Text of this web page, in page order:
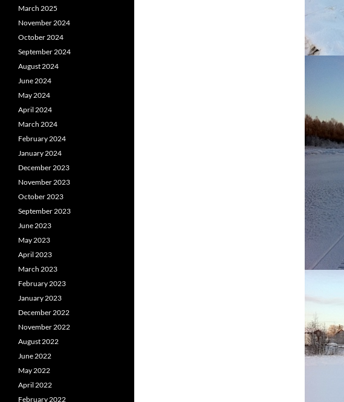
March 2025
November 2024
October 2024
September 2024
August 2024
June 2024
May 2024
April 2024
March 2024
February 2024
January 2024
December 2023
November 2023
October 2023
September 2023
June 2023
May 2023
April 2023
March 2023
February 2023
January 2023
December 2022
November 2022
August 2022
June 2022
May 2022
April 2022
February 2022